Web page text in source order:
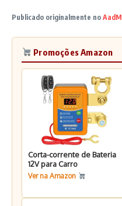
Publicado originalmente no AadM
Promoções Amazon
Corta-corrente de Bateria
12V para Carro
Ver na Amazon